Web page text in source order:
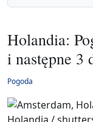
Holandia:
i następne 3
Pogoda